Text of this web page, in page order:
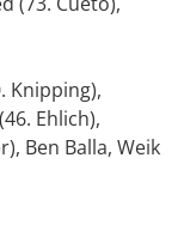
Knipping),
Ehlich),
Ben Balla, Weik